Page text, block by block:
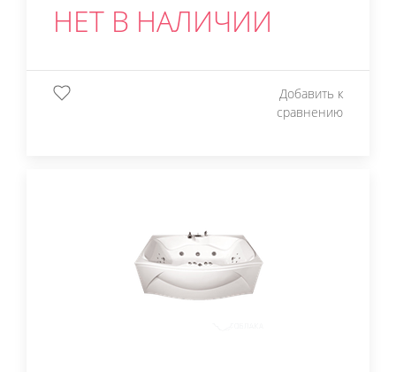
НЕТ В НАЛИЧИИ
Добавить к
сравнению